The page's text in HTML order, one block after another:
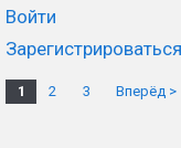
Войти
Зарегистрироваться
1 2 3 Вперёд >